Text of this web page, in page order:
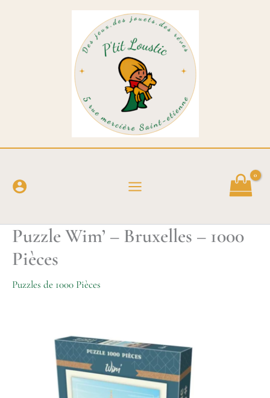
Puzzle Wim’ – Bruxelles – 1000
Pièces
Puzzles de 1000 Pièces